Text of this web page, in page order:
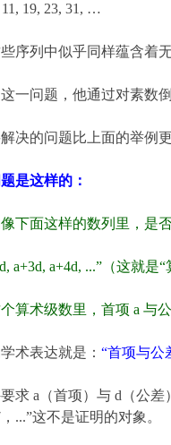
19, 23, 31, …
序列中似乎同样蕴含着
一问题，他通过对素数
决的问题比上面的举例
是这样的：
下面这样的数列里，是
a+3d, a+4d, ...”（这就是“
算术级数里，首项 a 与公
术表达就是：“首项与公
求 a（首项）与 d（公
...”这不是证明的对象。